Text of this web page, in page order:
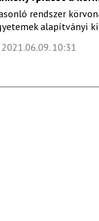
rendszer
alapítványi
2021.06.09. 10:31